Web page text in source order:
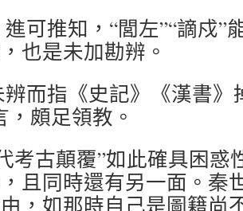
可推知，“閭左”“謫戍”
也是未加勘辨。
而指《史記》《漢書》
，頗足領教。
考古顛覆”如此確具困惑
且同時還有另一面。秦
由，如那時自己是圖籍尚